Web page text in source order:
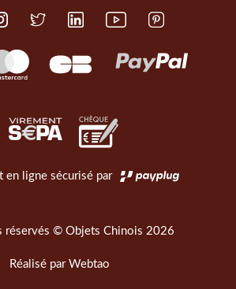
en ligne sécurisé par
réservés © Objets Chinois 2026
Réalisé par Webtao